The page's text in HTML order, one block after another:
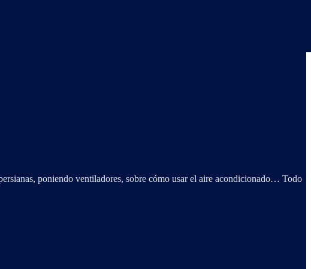
poniendo ventiladores, sobre cómo usar el aire acondicionado… Todo